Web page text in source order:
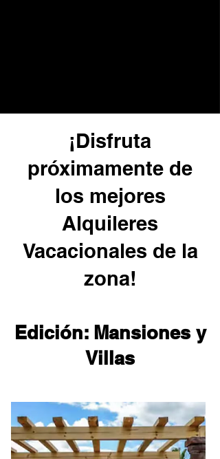
¡Disfruta
próximamente de
los mejores
Alquileres
Vacacionales de la
zona!
Edición: Mansiones y
Villas